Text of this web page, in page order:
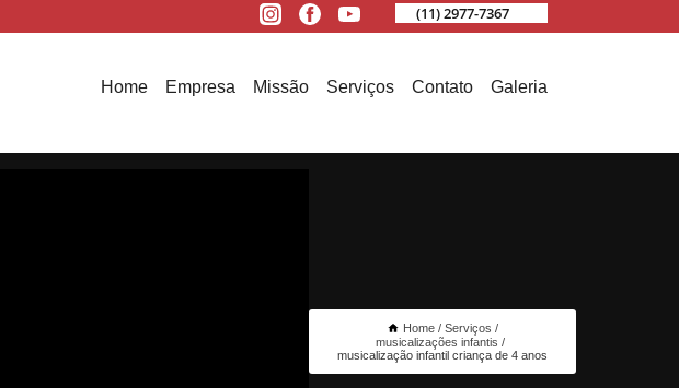
(11) 2977-7367
Home Empresa Missão Serviços Contato Galeria
Home
Serviços
musicalizações infantis
musicalização infantil criança de 4 anos